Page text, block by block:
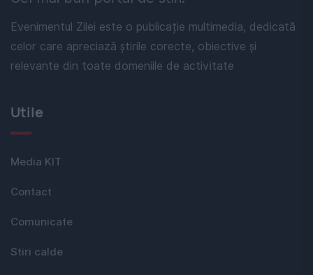
Evenimentul Zilei este o publicație multimedia, dedicată
celor care apreciază știrile corecte, obiective și
relevante din toate domeniile de activitate
Utile
Media KIT
Contact
Comunicate
Stiri calde